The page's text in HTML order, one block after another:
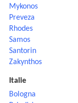
Mykonos
Preveza
Rhodes
Samos
Santorin
Zakynthos
Italie
Bologna